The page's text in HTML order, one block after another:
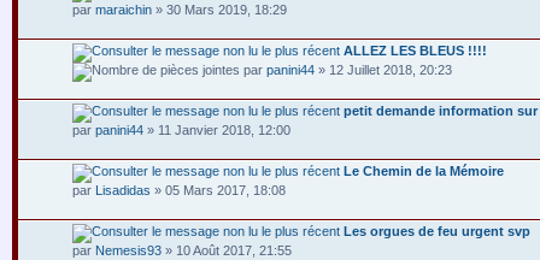
par maraichin » 30 Mars 2019, 18:29
ALLEZ LES BLEUS !!!!
par panini44 » 12 Juillet 2018, 20:23
petit demande information
par panini44 » 11 Janvier 2018, 12:00
Le Chemin de la Mémoire
par
Lisadidas » 05 Mars 2017, 18:08
Les orgues de feu urgent svp
par Nemesis93 » 10 Août 2017, 21:55